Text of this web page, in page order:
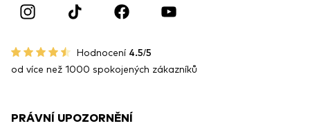
Hodnocení 4.5/5
od více než 1000 spokojených zákazníků
PRÁVNÍ UPOZORNĚNÍ